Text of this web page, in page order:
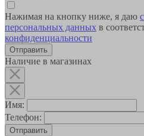
Нажимая на кнопку ниже, я даю
персональных данных в
конфиденциальности
Наличие в магазинах
Имя:
Телефон:
Отправить